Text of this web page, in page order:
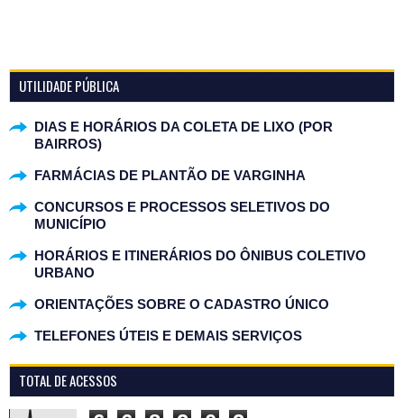
UTILIDADE PÚBLICA
DIAS E HORÁRIOS DA COLETA DE LIXO (POR
BAIRROS)
FARMÁCIAS DE PLANTÃO DE VARGINHA
CONCURSOS E PROCESSOS SELETIVOS DO
MUNICÍPIO
HORÁRIOS E ITINERÁRIOS DO ÔNIBUS COLETIVO
URBANO
ORIENTAÇÕES SOBRE O CADASTRO ÚNICO
TELEFONES ÚTEIS E DEMAIS SERVIÇOS
TOTAL DE ACESSOS